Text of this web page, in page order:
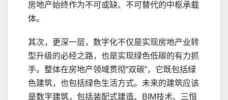
房地产始终作为不可或缺、不可替代的中枢承载
体。
其次，更深一层，数字化不仅是实现房地产业转
型升级的必经之路，也是实现绿色低碳的有力抓
手。整体在房地产领域贯彻“双碳”，它既包括绿
色建筑，也包括绿色生活方式。未来的建筑应该
是数字建筑，包括装配式建造、BIM技术、三恒